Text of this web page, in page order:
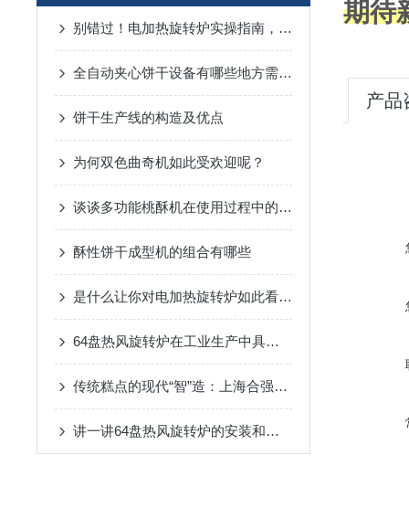
别错过！电加热旋转炉实操指南，关键步骤讲透，上手超简单
全自动夹心饼干设备有哪些地方需要注意的呢？
饼干生产线的构造及优点
为何双色曲奇机如此受欢迎呢？
谈谈多功能桃酥机在使用过程中的问题
酥性饼干成型机的组合有哪些
是什么让你对电加热旋转炉如此看好的
64盘热风旋转炉在工业生产中具有多种功能
传统糕点的现代“智”造：上海合强桃酥生产线助力烘焙产业升级
讲一讲64盘热风旋转炉的安装和使用教程
期待
产品